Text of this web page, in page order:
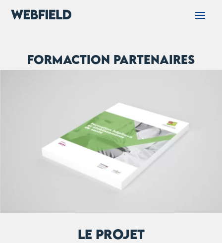
Formaction Partenaires
LE PROJET